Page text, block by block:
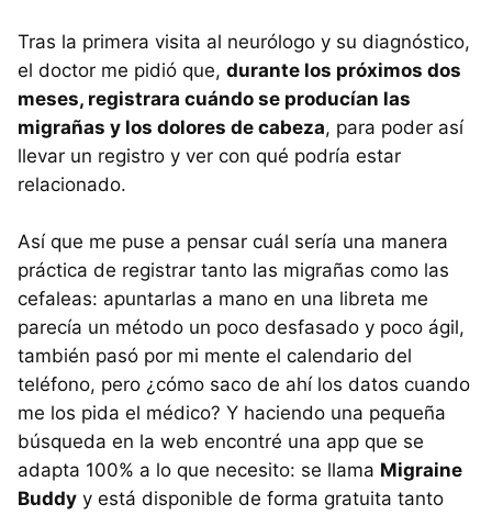
Tras la primera visita al neurólogo y su diagnóstico,
el doctor me pidió que, durante los próximos dos
meses, registrara cuándo se producían las
migrañas y los dolores de cabeza, para poder así
llevar un registro y ver con qué podría estar
relacionado.
Así que me puse a pensar cuál sería una manera
práctica de registrar tanto las migrañas como las
cefaleas: apuntarlas a mano en una libreta me
parecía un método un poco desfasado y poco ágil,
también pasó por mi mente el calendario del
teléfono, pero ¿cómo saco de ahí los datos cuando
me los pida el médico? Y haciendo una pequeña
búsqueda en la web encontré una app que se
adapta 100% a lo que necesito: se llama Migraine
Buddy y está disponible de forma gratuita tanto